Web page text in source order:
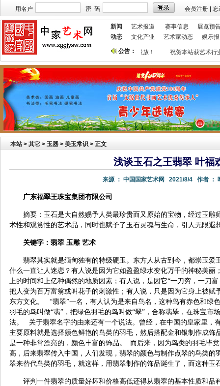
用名户 密 码 会员注册 忘
新闻 艺术报道 赛事信息
展览预
动态
文化产业 艺术家动态 娱乐
公告：
本站欢迎艺术家宣传投放！ 祝贺本站获艺术行
本站 > 其它 > 玉器 > 美玉常识 > 正文
浅谈玉石之王翡翠 叶福
来源 ： 中国国家艺术网 2021/8/4 作者 ：
广东福翠王珠宝集团有限公司
摘要：玉石是大自然赐予人类最珍贵而又原始的宝物，经过玉雕
术性和观赏性的艺术品，同时也赋予了玉石灵魂与生命，引人无限遐
关键字：翡翠 玉雕 艺术
翡翠其实就是缅甸独有的特级硬玉。东方人从古到今，都崇玉爱
什么一直让人迷恋？有人说是因为它如盈盈绿水变化万千的神秘美丽
上的时间和上亿种偶然的地质因素；有人说，是因它“一刀穷，一刀
把人变为百万富翁或叫花子的刺激性；有人说，只是因为它身上被赋
东方文化。 “翡翠”一名，有人认为是来自鸟名，这种鸟有赤色和绿
羽毛的鸟叫做“翡”，把绿色羽毛的鸟叫做“翠”，合称翡翠，在珠宝市
法。 关于翡翠名字的由来还有一个说法。曾经，在中国的皇家里，
主要原料就是选择颜色鲜艳的鸟类的羽毛，然后搭配金和银制作成饰
是一种非常漂亮的，颜色丰富的饰品。 而后来，因为鸟类的羽毛毕
高，后来翡翠传入中国，人们发现，翡翠的颜色与制作点翠的鸟类的
翠来替代鸟类的羽毛，就这样，用翡翠制作的饰品诞生了，而这种玉
评判一件翡翠的质量好坏和价格高低还得从翡翠的基本性质和品